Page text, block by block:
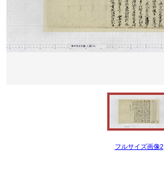
フルサイズ画像2